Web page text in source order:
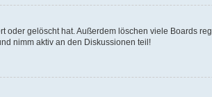
gelöscht hat. Außerdem löschen viele Boards
nimm aktiv an den Diskussionen teil!